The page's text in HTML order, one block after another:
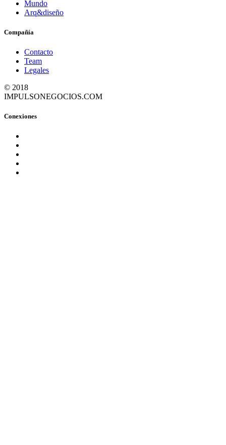
Mundo
Arq&diseño
Compañía
Contacto
Team
Legales
© 2018
IMPULSONEGOCIOS.COM
Conexiones